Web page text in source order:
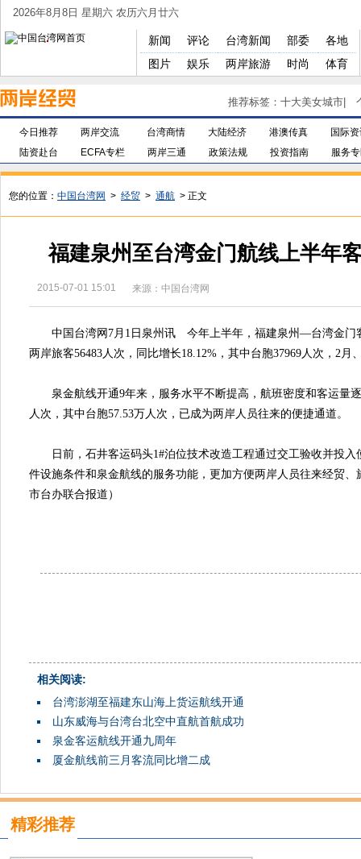
2026年8月8日 星期六 农历六月廿六
新闻 评论 台湾新闻 部委
各地
图片
娱乐 两岸旅游 时尚 体育
推荐标签： 十大美女城市
今日推荐 两岸交流 台湾商情 大陆经济 港澳传真
国际
陆资赴台
ECFA专栏 两岸三通 政策法规 投资指南 服务
您的位置： 中国台湾网 > 经贸 > 通航 > 正文
福建泉州至台湾金门航线上半年
2015-07-01 15:01 来源：中国台湾网
中国台湾网7月1日泉州讯 今年上半年，福建泉州—台湾金门
两岸旅客56483人次，同比增长18.12%，其中台胞37969人次，2月
泉金航线开通9年来，服务水平不断提高，航班密度和客运量逐
人次，其中台胞57.53万人次，已成为两岸人员往来的便捷通道。
日前，石井客运码头1#泊位技术改造工程通过交工验收并投入
件设施条件和泉金航线的服务功能，更加方便两岸人员往来经贸
市台办联合报道）
相关阅读:
台湾澎湖至福建东山海上货运航线开通
山东威海与台湾台北空中直航首航成功
泉金客运航线开通九周年
厦金航线前三月客流同比增二成
精彩推荐